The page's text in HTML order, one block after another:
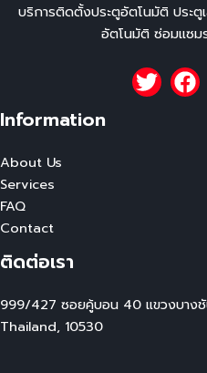
บริการติดตั้งประตูอัตโนมัติ ประ
อัตโนมัติ ซ่อมแซม
Information
About Us
Services
FAQ
Contact
ติดต่อเรา
999/427 ซอยคู้บอน 40 แขวงบาง
Thailand, 10530